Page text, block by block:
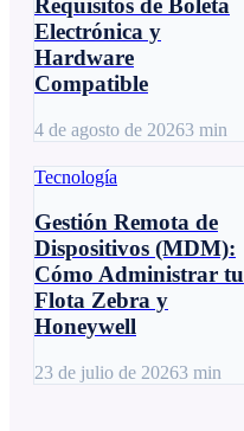
Requisitos de Boleta
Electrónica y
Hardware
Compatible
4 de agosto de 20263 min
Tecnología
Gestión Remota de
Dispositivos (MDM):
Cómo Administrar tu
Flota Zebra y
Honeywell
23 de julio de 20263 min